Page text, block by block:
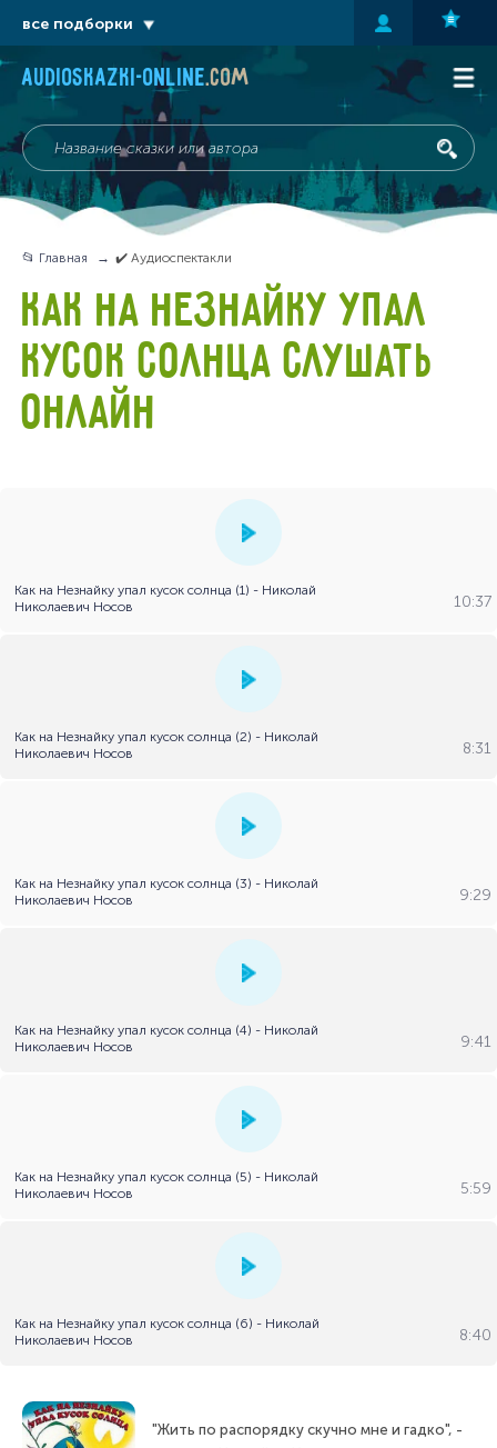
audioskazki-online.com
📂 Главная ✔️ Аудиоспектакли
КАК НА НЕЗНАЙКУ УПАЛ
КУСОК СОЛНЦА СЛУШАТЬ
ОНЛАЙН
Как на Незнайку упал кусок солнца (1) - Николай
Николаевич Носов
10:37
Как на Незнайку упал кусок солнца (2) - Николай
Николаевич Носов
8:31
Как на Незнайку упал кусок солнца (3) - Николай
Николаевич Носов
9:29
Как на Незнайку упал кусок солнца (4) - Николай
Николаевич Носов
9:41
Как на Незнайку упал кусок солнца (5) - Николай
Николаевич Носов
5:59
Как на Незнайку упал кусок солнца (6) - Николай
Николаевич Носов
8:40
"Жить по распорядку скучно мне и гадко", -
все подборки